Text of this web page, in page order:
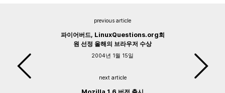
previous article
파이어버드, LinuxQuestions.org회
원 선정 올해의 브라우저 수상
2004년 1월 15일
next article